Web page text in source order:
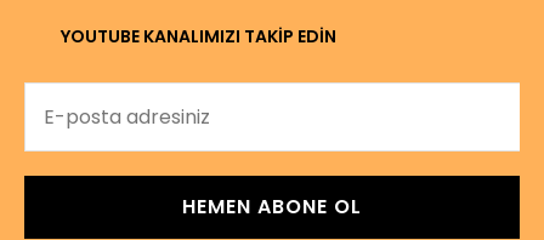
YOUTUBE KANALIMIZI TAKİP EDİN
HEMEN ABONE OL